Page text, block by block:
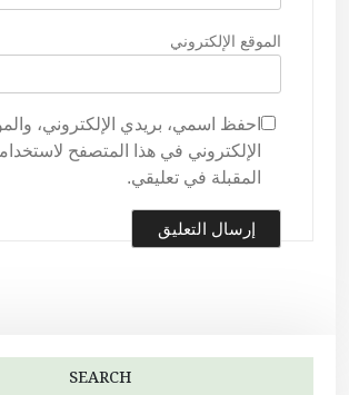
الموقع الإلكتروني
احفظ اسمي، بريدي الإلكتروني،
الإلكتروني في هذا المتصفح
المقبلة في تعليقي.
SEARCH